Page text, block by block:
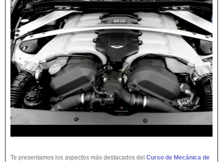
Te presentamos los aspectos más destacados del Curso de Mecánica de